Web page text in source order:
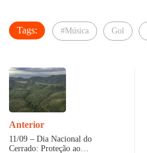
Tags: #Música Gol
Anterior
11/09 – Dia Nacional do
Cerrado: Proteção ao…